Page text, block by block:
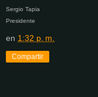
Sergio Tapia
Presidente
en 1:32 p. m.
Compartir